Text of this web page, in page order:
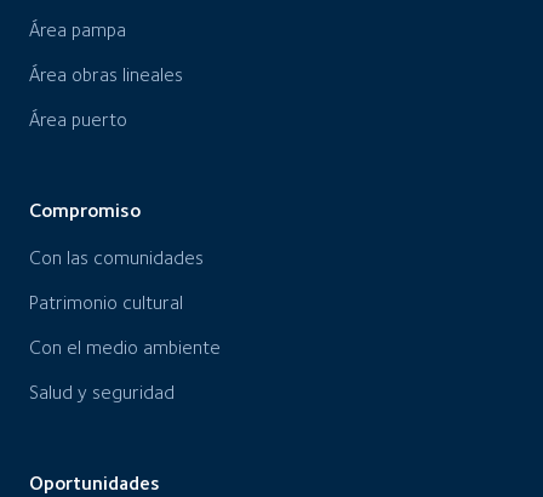
Área pampa
Área obras lineales
Área puerto
Compromiso
Con las comunidades
Patrimonio cultural
Con el medio ambiente
Salud y seguridad
Oportunidades